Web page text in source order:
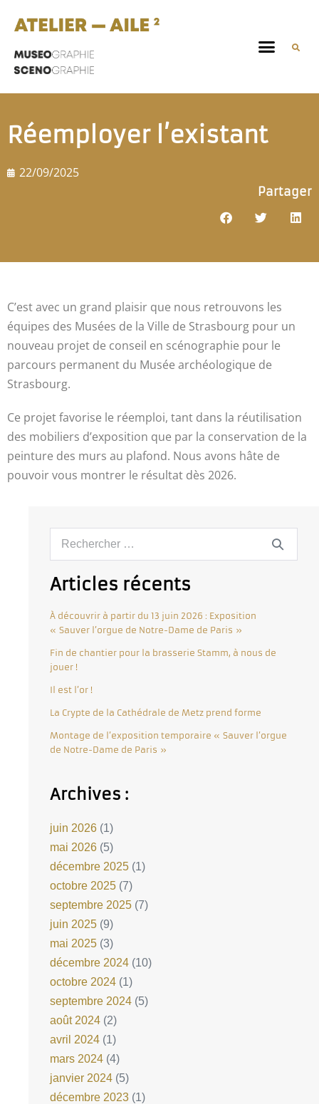
Réemployer l’existant
22/09/2025
Partager
C’est avec un grand plaisir que nous retrouvons les
équipes des Musées de la Ville de Strasbourg pour un
nouveau projet de conseil en scénographie pour le
parcours permanent du Musée archéologique de
Strasbourg.
Ce projet favorise le réemploi, tant dans la réutilisation
des mobiliers d’exposition que par la conservation de la
peinture des murs au plafond. Nous avons hâte de
pouvoir vous montrer le résultat dès 2026.
Articles récents
À découvrir à partir du 13 juin 2026 : Exposition
« Sauver l’orgue de Notre-Dame de Paris »
Fin de chantier pour la brasserie Stamm, à nous de
jouer !
Il est l’or !
La Crypte de la Cathédrale de Metz prend forme
Montage de l’exposition temporaire « Sauver l’orgue
de Notre-Dame de Paris »
Archives :
juin 2026 (1)
mai 2026 (5)
décembre 2025 (1)
octobre 2025 (7)
septembre 2025 (7)
juin 2025 (9)
mai 2025 (3)
décembre 2024 (10)
octobre 2024 (1)
septembre 2024 (5)
août 2024 (2)
avril 2024 (1)
mars 2024 (4)
janvier 2024 (5)
décembre 2023 (1)